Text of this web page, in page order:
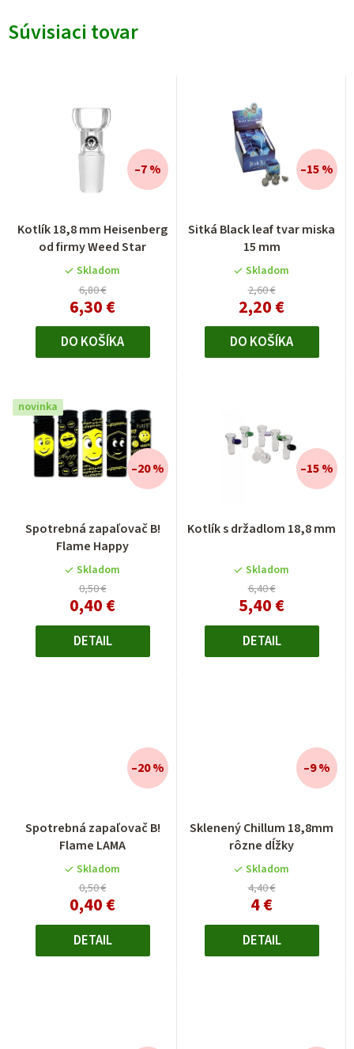
Súvisiaci tovar
Kotlík 18,8 mm Heisenberg
od firmy Weed Star
Skladom
6,80 €
6,30 €
–7 %
DO KOŠÍKA
Sitká Black leaf tvar miska
15 mm
Skladom
2,60 €
2,20 €
–15 %
DO KOŠÍKA
novinka
Spotrebná zapaľovač B!
Flame Happy
Skladom
0,50 €
0,40 €
–20 %
DETAIL
Kotlík s držadlom 18,8 mm
Skladom
6,40 €
5,40 €
–15 %
DETAIL
Spotrebná zapaľovač B!
Flame LAMA
Skladom
0,50 €
0,40 €
–20 %
DETAIL
Sklenený Chillum 18,8mm
rôzne dĺžky
Skladom
4,40 €
4 €
–9 %
DETAIL